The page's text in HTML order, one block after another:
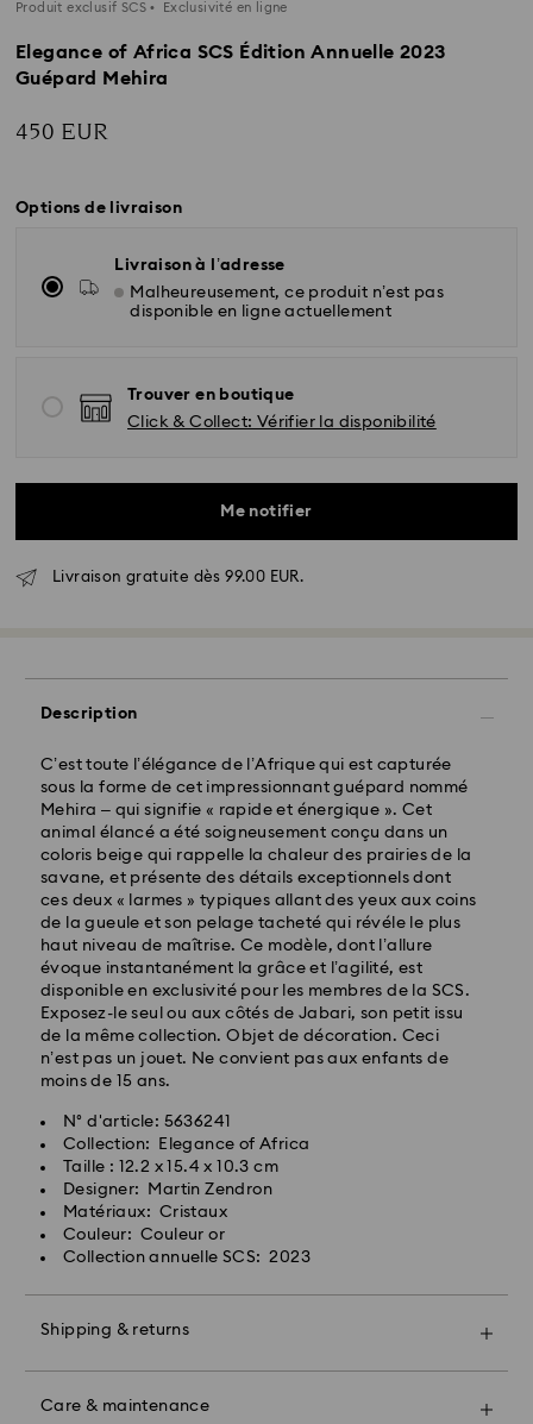
Produit exclusif SCS Exclusivité en ligne
Elegance of Africa SCS Édition Annuelle 2023
Guépard Mehira
450 EUR
Options de livraison
Livraison à l’adresse
Malheureusement, ce produit n’est pas
disponible en ligne actuellement
Trouver en boutique
Click & Collect: Vérifier la disponibilité
Me notifier
Livraison gratuite dès 99.00 EUR.
Description
C’est toute l’élégance de l’Afrique qui est capturée
sous la forme de cet impressionnant guépard nommé
Mehira – qui signifie « rapide et énergique ». Cet
animal élancé a été soigneusement conçu dans un
coloris beige qui rappelle la chaleur des prairies de la
savane, et présente des détails exceptionnels dont
ces deux « larmes » typiques allant des yeux aux coins
de la gueule et son pelage tacheté qui révéle le plus
haut niveau de maîtrise. Ce modèle, dont l’allure
évoque instantanément la grâce et l’agilité, est
disponible en exclusivité pour les membres de la SCS.
Exposez-le seul ou aux côtés de Jabari, son petit issu
de la même collection. Objet de décoration. Ceci
n’est pas un jouet. Ne convient pas aux enfants de
moins de 15 ans.
N° d'article: 5636241
Collection: Elegance of Africa
Taille : 12.2 x 15.4 x 10.3 cm
Designer: Martin Zendron
Matériaux: Cristaux
Couleur: Couleur or
Collection annuelle SCS: 2023
Shipping & returns
Les commandes passées du lundi au vendredi avant
10:00 HEC seront traitées et expédiées le jour
ouvrable même
Délai de livraison standard: 2 jour ouvrable après
traitement et expédition
Frais de livraison standard: EUR 6.95
Livraison standard offerte à partir de : EUR 99
Livraison express - FedEx
Les commandes passées du lundi au vendredi avant
14:30 HEC seront traitées et expédiées le
jour ouvrable même
traitement et expédition
Frais de livraison express: EUR 17.50
Pour l’instant, Swarovski n’est pas en mesure
d’effectuer des livraisons vers les boîtes postales ou
propriété de Swarovski jusqu’à réception du
paiement final.
Creators Lab, veuillez noter qu’il peut y avoir un délai
Care & maintenance
Offrez un cadeau encore plus spécial avec un sac
message cadeau personnalisé.